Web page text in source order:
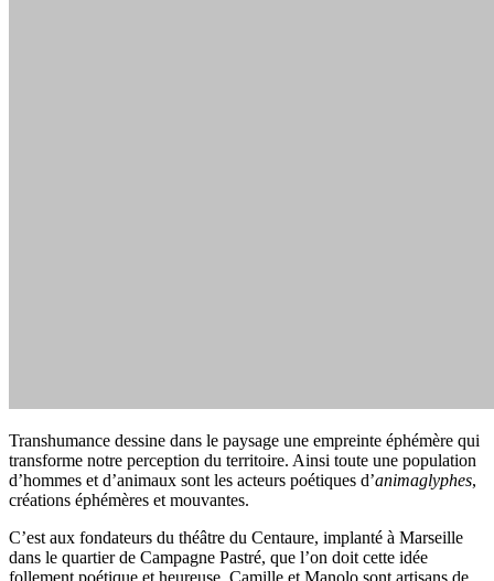
Transhumance dessine dans le paysage une empreinte éphémère qui
transforme notre perception du territoire. Ainsi toute une population
d’hommes et d’animaux sont les acteurs poétiques d’animaglyphes,
créations éphémères et mouvantes.
C’est aux fondateurs du théâtre du Centaure, implanté à Marseille
dans le quartier de Campagne Pastré, que l’on doit cette idée